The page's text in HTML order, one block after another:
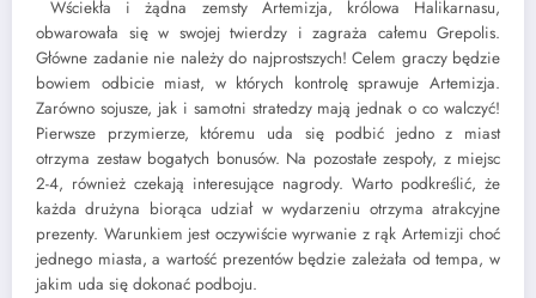
Wściekła i żądna zemsty Artemizja, królowa Halikarnasu,
obwarowała się w swojej twierdzy i zagraża całemu Grepolis.
Główne zadanie nie należy do najprostszych! Celem graczy będzie
bowiem odbicie miast, w których kontrolę sprawuje Artemizja.
Zarówno sojusze, jak i samotni stratedzy mają jednak o co walczyć!
Pierwsze przymierze, któremu uda się podbić jedno z miast
otrzyma zestaw bogatych bonusów. Na pozostałe zespoły, z miejsc
2-4, również czekają interesujące nagrody. Warto podkreślić, że
każda drużyna biorąca udział w wydarzeniu otrzyma atrakcyjne
prezenty. Warunkiem jest oczywiście wyrwanie z rąk Artemizji choć
jednego miasta, a wartość prezentów będzie zależała od tempa, w
jakim uda się dokonać podboju.